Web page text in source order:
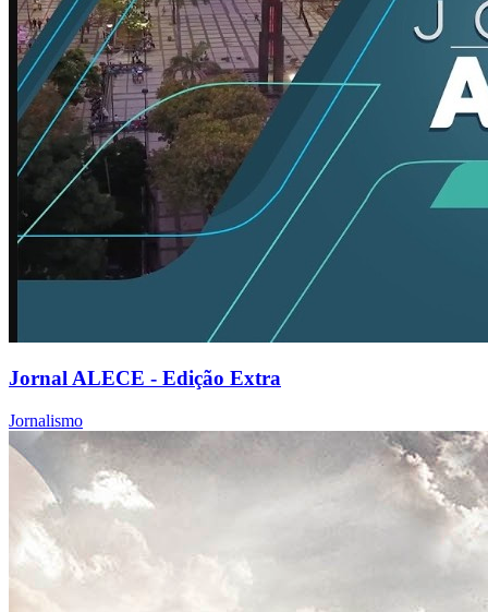
Jornal ALECE - Edição Extra
Jornalismo